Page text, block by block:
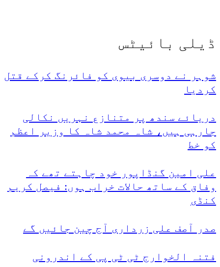
ڈیلی بائیٹس
شوہر نے دوسری بیوی کو فائرنگ کرکے قتل
کردیا
دریائے سندھ پر متنازع نہریں نکالی
جارہی ہیں، شاہ محمد شاہ کا وزیر اعظم
کو خط
علی امین گنڈاپور خود چاہتے تھے کہ
وفاق کے ساتھ حالات خراب ہوں: فیصل کریم
کنڈی
صدر آصف علی زرداری آج چین جائیں گے
فتنہ الخوارج ٹی ٹی پی کے اندرونی